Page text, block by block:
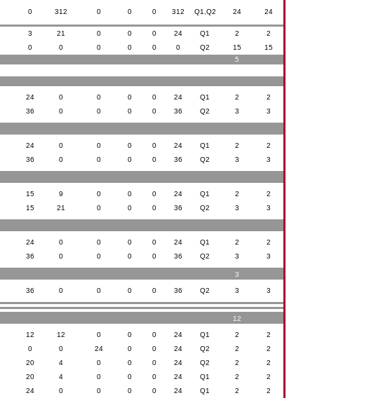
0 312 0 0 0 312 Q1,Q2 24 24
3 21 0 0 0 24 Q1 2 2
0 0 0 0 0 0 Q2 15 15
5
24 0 0 0 0 24 Q1 2 2
36 0 0 0 0 36 Q2 3 3
24 0 0 0 0 24 Q1 2 2
36 0 0 0 0 36 Q2 3 3
15 9 0 0 0 24 Q1 2 2
15 21 0 0 0 36 Q2 3 3
24 0 0 0 0 24 Q1 2 2
36 0 0 0 0 36 Q2 3 3
3
36 0 0 0 0 36 Q2 3 3
12
12 12 0 0 0 24 Q1 2 2
0 0 24 0 0 24 Q2 2 2
20 4 0 0 0 24 Q2 2 2
20 4 0 0 0 24 Q1 2 2
24 0 0 0 0 24 Q1 2 2